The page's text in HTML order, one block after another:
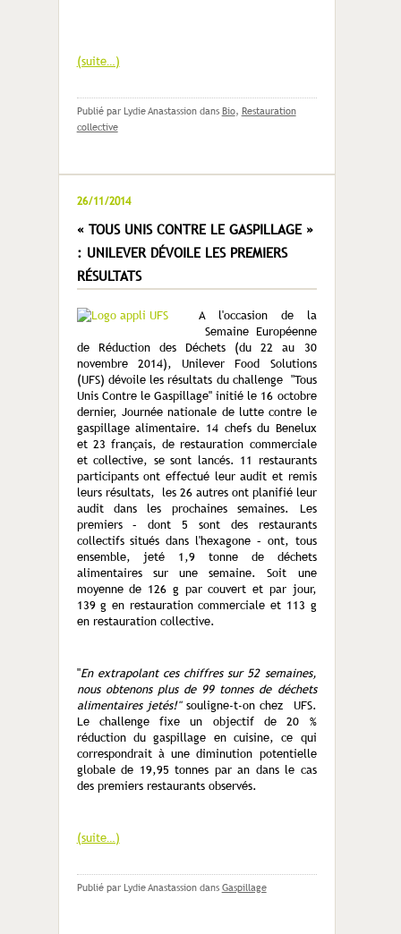
(suite…)
Publié par Lydie Anastassion dans Bio, Restauration
collective
26/11/2014
« TOUS UNIS CONTRE LE GASPILLAGE »
: UNILEVER DÉVOILE LES PREMIERS
RÉSULTATS
A l'occasion de la
Semaine Européenne
de Réduction des Déchets (du 22 au 30
novembre 2014), Unilever Food Solutions
(UFS) dévoile les résultats du challenge "Tous
Unis Contre le Gaspillage" initié le 16 octobre
dernier, Journée nationale de lutte contre le
gaspillage alimentaire. 14 chefs du Benelux
et 23 français, de restauration commerciale
et collective, se sont lancés. 11 restaurants
participants ont effectué leur audit et remis
leurs résultats, les 26 autres ont planifié leur
audit dans les prochaines semaines. Les
premiers – dont 5 sont des restaurants
collectifs situés dans l'hexagone – ont, tous
ensemble, jeté 1,9 tonne de déchets
alimentaires sur une semaine. Soit une
moyenne de 126 g par couvert et par jour,
139 g en restauration commerciale et 113 g
en restauration collective.
"En extrapolant ces chiffres sur 52 semaines,
nous obtenons plus de 99 tonnes de déchets
alimentaires jetés!"souligne-t-on chez UFS.
Le challenge fixe un objectif de 20 %
réduction du gaspillage en cuisine, ce qui
correspondrait à une diminution potentielle
globale de 19,95 tonnes par an dans le cas
des premiers restaurants observés.
(suite…)
Publié par Lydie Anastassion dans Gaspillage